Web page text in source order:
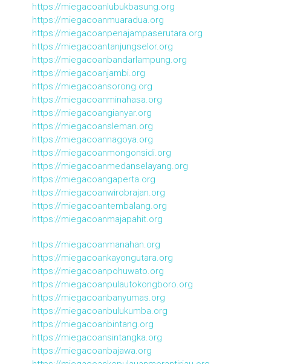
https://miegacoanlubukbasung.org
https://miegacoanmuaradua.org
https://miegacoanpenajampaserutara.org
https://miegacoantanjungselor.org
https://miegacoanbandarlampung.org
https://miegacoanjambi.org
https://miegacoansorong.org
https://miegacoanminahasa.org
https://miegacoangianyar.org
https://miegacoansleman.org
https://miegacoannagoya.org
https://miegacoanmongonsidi.org
https://miegacoanmedanselayang.org
https://miegacoangaperta.org
https://miegacoanwirobrajan.org
https://miegacoantembalang.org
https://miegacoanmajapahit.org
https://miegacoanmanahan.org
https://miegacoankayongutara.org
https://miegacoanpohuwato.org
https://miegacoanpulautokongboro.org
https://miegacoanbanyumas.org
https://miegacoanbulukumba.org
https://miegacoanbintang.org
https://miegacoansintangka.org
https://miegacoanbajawa.org